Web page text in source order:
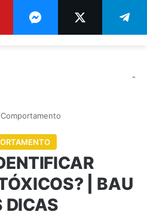
-
Comportamento
| BAU
DICAS